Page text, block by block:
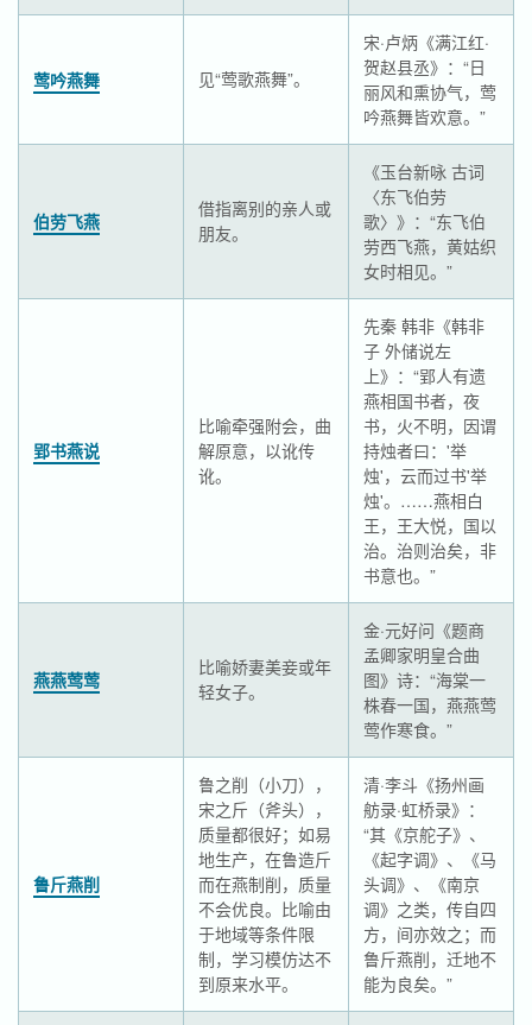
莺吟燕舞 见“莺歌燕舞”。
宋·卢炳《满江红·
贺赵县丞》：“日
丽风和熏协气，莺
吟燕舞皆欢意。”
伯劳飞燕
借指离别的亲人或
朋友。
《玉台新咏 古词
〈东飞伯劳
歌〉》：“东飞伯
劳西飞燕，黄姑织
女时相见。”
郢书燕说
比喻牵强附会，曲
解原意，以讹传
讹。
先秦 韩非《韩非
子 外储说左
上》：“郢人有遗
燕相国书者，夜
书，火不明，因谓
持烛者曰：'举
烛'，云而过书'举
烛'。……燕相白
王，王大悦，国以
治。治则治矣，非
书意也。”
燕燕莺莺
比喻娇妻美妾或年
轻女子。
金·元好问《题商
孟卿家明皇合曲
图》诗：“海棠一
株春一国，燕燕莺
莺作寒食。”
鲁斤燕削
鲁之削（小刀），
宋之斤（斧头），
质量都很好；如易
地生产，在鲁造斤
而在燕制削，质量
不会优良。比喻由
于地域等条件限
制，学习模仿达不
到原来水平。
清·李斗《扬州画
舫录·虹桥录》：
“其《京舵子》、
《起字调》、《马
头调》、《南京
调》之类，传自四
方，间亦效之；而
鲁斤燕削，迁地不
能为良矣。”